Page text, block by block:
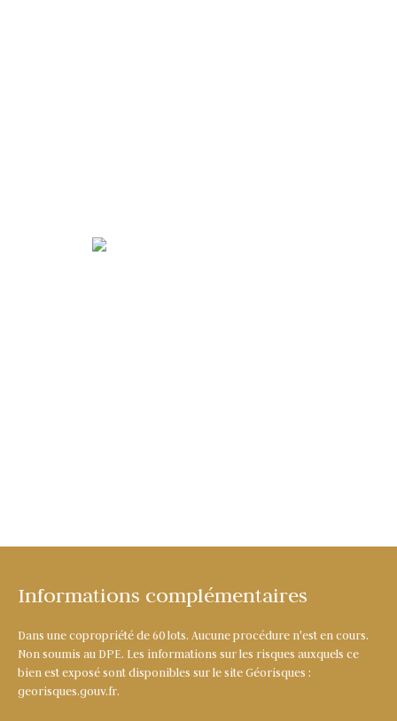
Informations complémentaires
Dans une copropriété de 60 lots. Aucune procédure n'est en cours.
Non soumis au DPE. Les informations sur les risques auxquels ce
bien est exposé sont disponibles sur le site Géorisques :
georisques.gouv.fr.